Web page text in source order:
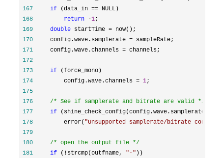
167
if (data_in ==
168
return -1
169
double startTime =
170
     config.wave.samplerate =
171
     config.wave.channels =
172
173
if
174
         config.wave.channels =
1
175
176
/* See if samplerate and bitrate are valid */
177
if (shine_check_config(config.wave.samplerate,
178
         error(
"Unsupported samplerate/bitrate
179
180
/* open the output file */
181
if (!strcmp(outfname, " -"